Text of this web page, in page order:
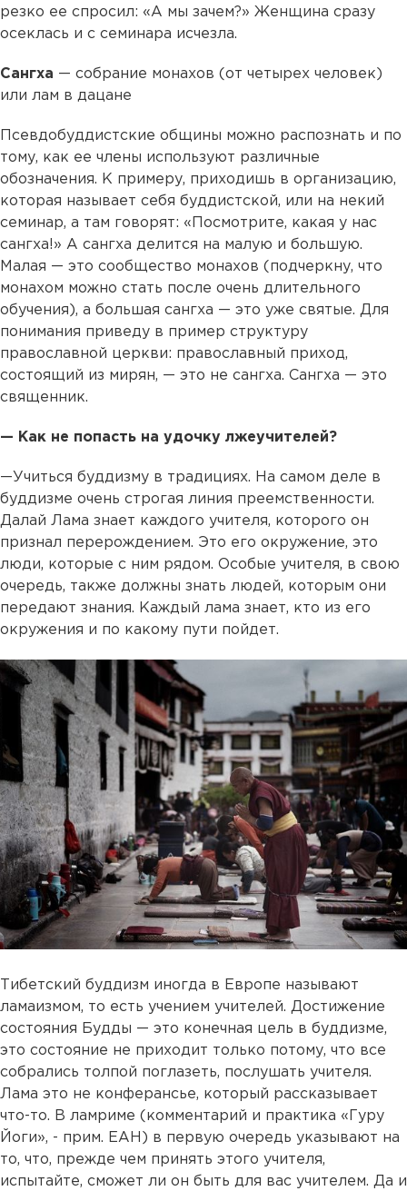
резко ее спросил: «А мы зачем?» Женщина сразу
осеклась и с семинара исчезла.
Сангха — собрание монахов (от четырех человек)
или лам в дацане
Псевдобуддистские общины можно распознать и по
тому, как ее члены используют различные
обозначения. К примеру, приходишь в организацию,
которая называет себя буддистской, или на некий
семинар, а там говорят: «Посмотрите, какая у нас
сангха!» А сангха делится на малую и большую.
Малая — это сообщество монахов (подчеркну, что
монахом можно стать после очень длительного
обучения), а большая сангха — это уже святые. Для
понимания приведу в пример структуру
православной церкви: православный приход,
состоящий из мирян, — это не сангха. Сангха — это
священник.
— Как не попасть на удочку лжеучителей?
—Учиться буддизму в традициях. На самом деле в
буддизме очень строгая линия преемственности.
Далай Лама знает каждого учителя, которого он
признал перерождением. Это его окружение, это
люди, которые с ним рядом. Особые учителя, в свою
очередь, также должны знать людей, которым они
передают знания. Каждый лама знает, кто из его
окружения и по какому пути пойдет.
Тибетский буддизм иногда в Европе называют
ламаизмом, то есть учением учителей. Достижение
состояния Будды — это конечная цель в буддизме,
это состояние не приходит только потому, что все
собрались толпой поглазеть, послушать учителя.
Лама это не конферансье, который рассказывает
что-то. В ламриме (комментарий и практика «Гуру
Йоги», - прим. ЕАН) в первую очередь указывают на
то, что, прежде чем принять этого учителя,
испытайте, сможет ли он быть для вас учителем. Да и